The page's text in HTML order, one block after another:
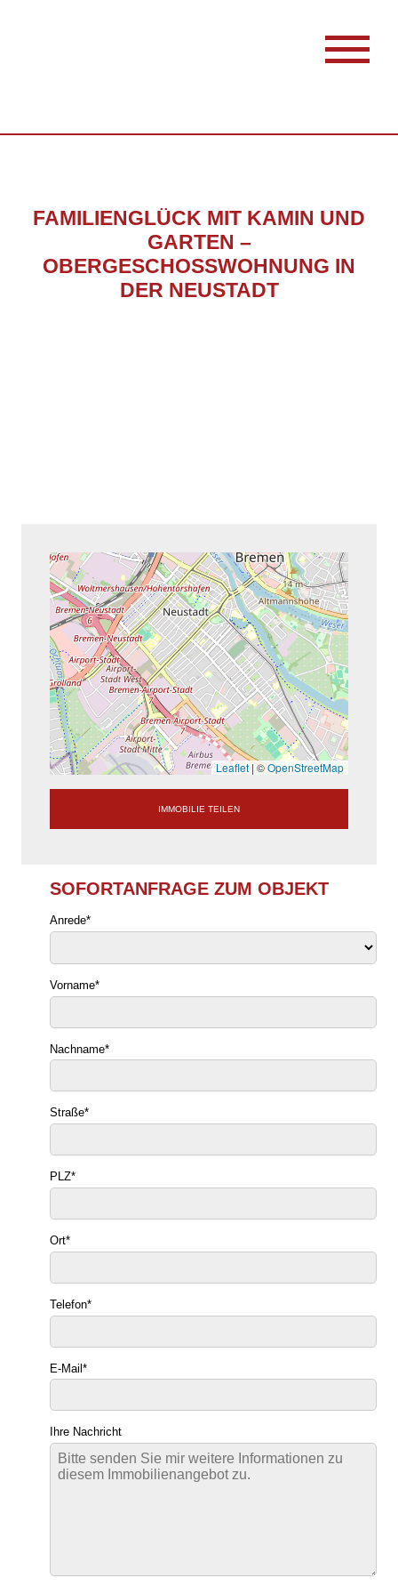
FAMILIENGLÜCK MIT KAMIN UND
GARTEN –
OBERGESCHOSSWOHNUNG IN
DER NEUSTADT
Leaflet|©OpenStreetMap
IMMOBILIE TEILEN
SOFORTANFRAGE ZUM OBJEKT
Anrede*
Vorname*
Nachname*
Straße*
PLZ*
Ort*
Telefon*
E-Mail*
Ihre Nachricht